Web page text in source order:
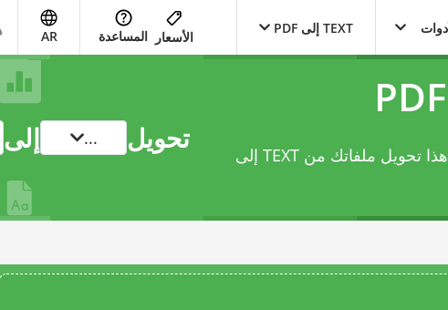
TEXT إلى PDF
الأسعار المساعدة AR
يتيح لك محوّل document عبر الإنترنت هذا تحويل ملفاتك من TEXT إلى
تحويل ... إلى